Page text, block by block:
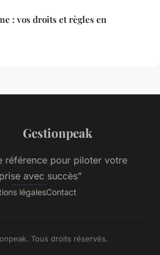
: vos droits et règles en
Gestionpeak
référence pour piloter votre
avec succès”
légalesContact
Tous droits réservés.